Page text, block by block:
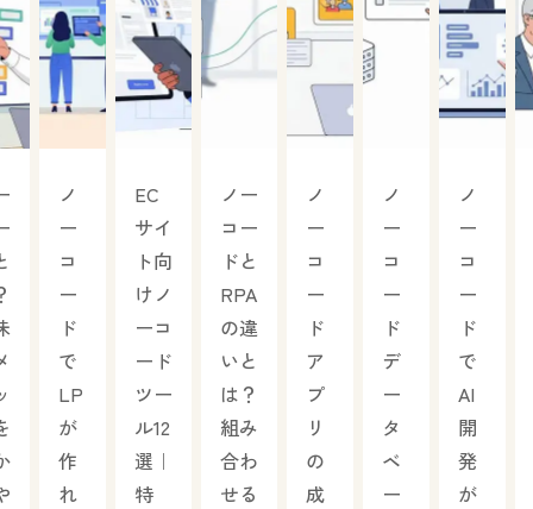
ノ
ー
コ
ー
ド
で
LP
が
作
れ
EC
サイ
ト向
けノ
ーコ
ード
ツー
ル12
選｜
特
ノー
コー
ドと
RPA
の違
いと
は？
組み
合わ
せる
ノ
ー
コ
ー
ド
ア
プ
リ
の
成
ノ
ー
コ
ー
ド
デ
ー
タ
ベ
ー
ノ
ー
コ
ー
ド
で
AI
開
発
が